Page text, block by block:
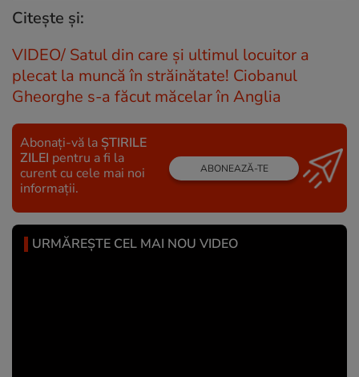
Citește și:
VIDEO/ Satul din care şi ultimul locuitor a
plecat la muncă în străinătate! Ciobanul
Gheorghe s-a făcut măcelar în Anglia
Abonați-vă la ȘTIRILE
ZILEI pentru a fi la
curent cu cele mai noi
informații.
ABONEAZĂ-TE
URMĂREȘTE CEL MAI NOU VIDEO